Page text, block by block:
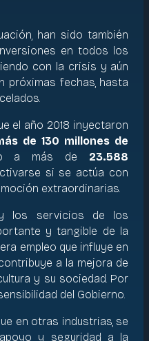
han sido también
en todos los
con la crisis y aún
próximas fechas, hasta
el año 2018 inyectaron
de 130 millones de
a más de 23.588
si se actúa con
extraordinarias.
los servicios de los
y tangible de la
empleo que influye en
a la mejora de
y su sociedad. Por
del Gobierno.
en otras industrias, se
y seguridad a la